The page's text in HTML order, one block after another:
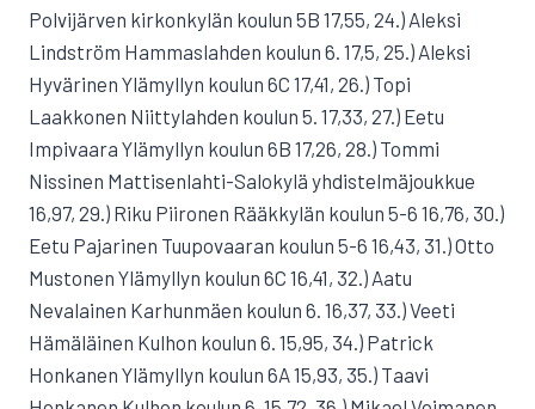
Polvijärven kirkonkylän koulun 5B 17,55, 24.) Aleksi
Lindström Hammaslahden koulun 6. 17,5, 25.) Aleksi
Hyvärinen Ylämyllyn koulun 6C 17,41, 26.) Topi
Laakkonen Niittylahden koulun 5. 17,33, 27.) Eetu
Impivaara Ylämyllyn koulun 6B 17,26, 28.) Tommi
Nissinen Mattisenlahti-Salokylä yhdistelmäjoukkue
16,97, 29.) Riku Piironen Rääkkylän koulun 5-6 16,76, 30.)
Eetu Pajarinen Tuupovaaran koulun 5-6 16,43, 31.) Otto
Mustonen Ylämyllyn koulun 6C 16,41, 32.) Aatu
Nevalainen Karhunmäen koulun 6. 16,37, 33.) Veeti
Hämäläinen Kulhon koulun 6. 15,95, 34.) Patrick
Honkanen Ylämyllyn koulun 6A 15,93, 35.) Taavi